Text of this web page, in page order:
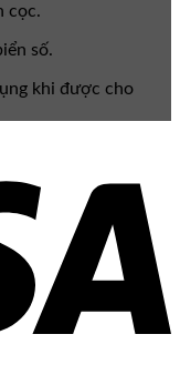
cọc.
số.
khi được cho